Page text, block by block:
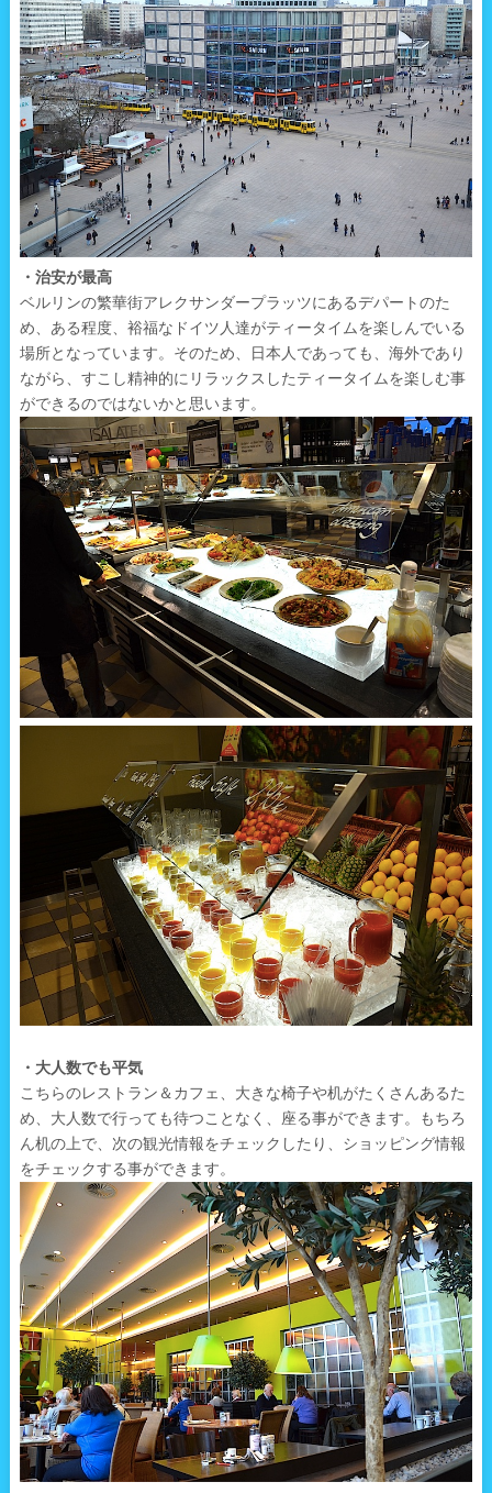
・治安が最高
ベルリンの繁華街アレクサンダープラッツにあるデパートのた
め、ある程度、裕福なドイツ人達がティータイムを楽しんでいる
場所となっています。そのため、日本人であっても、海外であり
ながら、すこし精神的にリラックスしたティータイムを楽しむ事
ができるのではないかと思います。
・大人数でも平気
こちらのレストラン＆カフェ、大きな椅子や机がたくさんあるた
め、大人数で行っても待つことなく、座る事ができます。もちろ
ん机の上で、次の観光情報をチェックしたり、ショッピング情報
をチェックする事ができます。